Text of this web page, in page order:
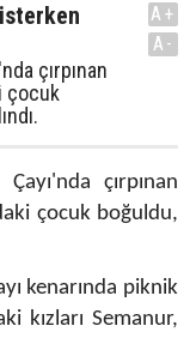
çırpınan
çocuk
A+
A-
çırpınan
çocuk boğuldu,
kenarında piknik
kızları Semanur,